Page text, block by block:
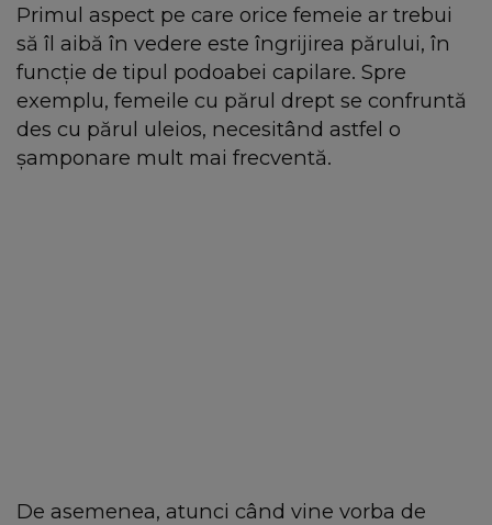
Primul aspect pe care orice femeie ar trebui
să îl aibă în vedere este îngrijirea părului, în
funcție de tipul podoabei capilare. Spre
exemplu, femeile cu părul drept se confruntă
des cu părul uleios, necesitând astfel o
șamponare mult mai frecventă.
De asemenea, atunci când vine vorba de